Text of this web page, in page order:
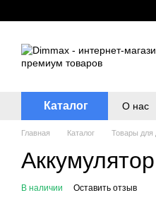
Каталог О нас
Главная Каталог Товары для
В наличии Оставить отзыв